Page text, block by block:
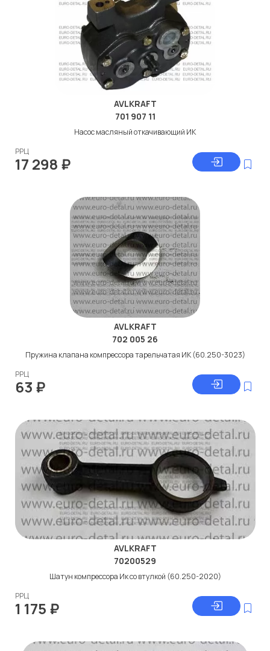
AVLKRAFT
701 907 11
Насос масляный откачивающий ИК
РРЦ
17 298 ₽
AVLKRAFT
702 005 26
Пружина клапана компрессора тарельчатая ИК (60.250-3023)
РРЦ
63 ₽
AVLKRAFT
70200529
Шатун компрессора Ик со втулкой (60.250-2020)
РРЦ
1 175 ₽